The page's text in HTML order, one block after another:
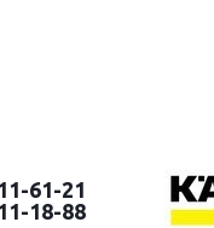
61-21
18-88